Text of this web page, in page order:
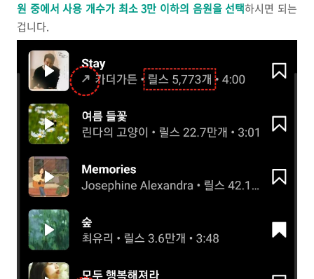
원 중에서 사용 개수가 최소 3만 이하의 음원을 선택하시면 되는
겁니다.